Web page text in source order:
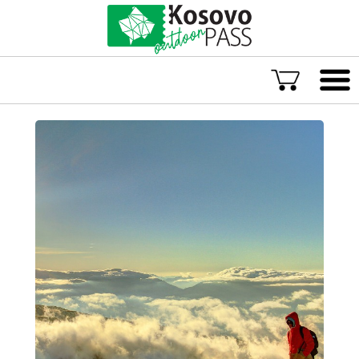
Gjuha
Akomodime rurale
Eksploro sitpas lokacionit
Aventurat më të vlerësuara në Kosovë